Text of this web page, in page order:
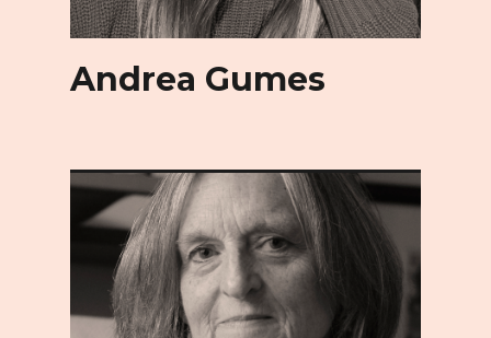
Andrea Gumes